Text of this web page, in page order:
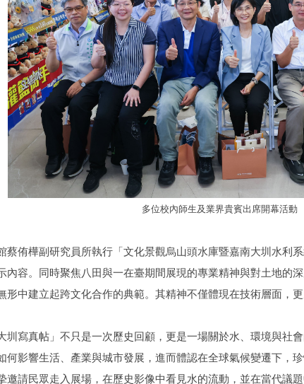
多位校內師生及業界貴賓出席開幕活動
蔡侑樺副研究員所執行「文化景觀烏山頭水庫暨嘉南大圳水利
內容。同時聚焦八田與一在臺期間展現的專業精神與對土地的
形中建立起跨文化合作的典範。其精神不僅體現在技術層面，
圳寫真帖」不只是一次歷史回顧，更是一場關於水、環境與社
何影響生活、產業與城市發展，進而體認在全球氣候變遷下，
邀請民眾走入展場，在歷史影像中看見水的流動，並在當代議題